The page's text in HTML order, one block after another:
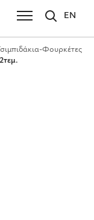
EN
Τσιμπιδάκια-Φουρκέτες